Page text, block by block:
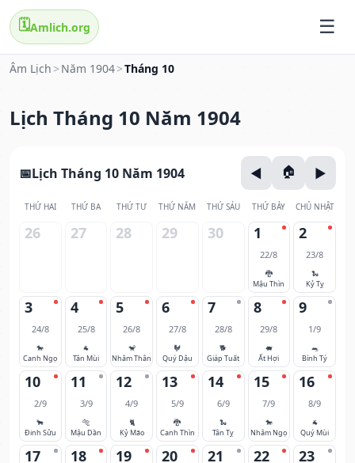
🗓️Amlich.org
Âm Lịch > Năm 1904>Tháng 10
Lịch Tháng 10 Năm 1904
Lịch Tháng 10 Năm 1904
THỨ HAI THỨ BA THỨ TƯ THỨ NĂM THỨ SÁU THỨ BẢY CHỦ NHẬT
26 27 28 29 30 1
22/8
🐉
Mậu Thìn
2
23/8
🐍
Kỷ Tỵ
3
24/8
🐎
Canh Ngọ
4
25/8
🐐
Tân Mùi
5
26/8
🐒
Nhâm Thân
6
27/8
🐓
Quý Dậu
7
28/8
🐕
Giáp Tuất
8
29/8
🐖
Ất Hợi
9
1/9
🐀
Bính Tý
10
2/9
🐂
Đinh Sửu
11
3/9
🐅
Mậu Dần
12
4/9
🐈
Kỷ Mão
13
5/9
🐉
Canh Thìn
14
6/9
🐍
Tân Tỵ
15
7/9
🐎
Nhâm Ngọ
16
8/9
🐐
Quý Mùi
17 18 19 20 21 22 23